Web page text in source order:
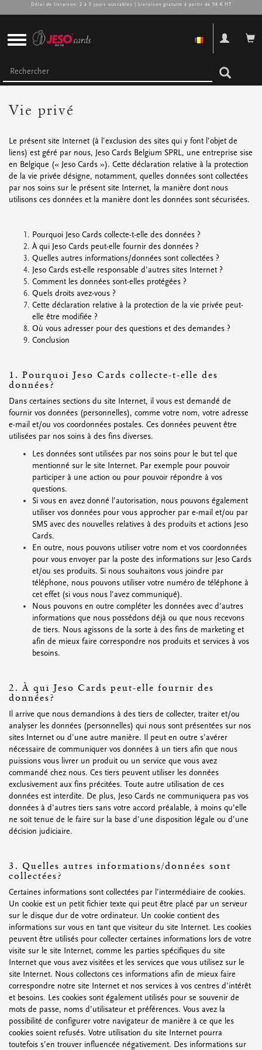
Délai de livraison: 2 à 5 jours ouvrables | Livraison gratuite à partir de 98 € HT
Chèques cadeaux enveloppes
Chèques cadeaux sachets
Paquets de chèques cadeaux
Promos
Super promos
RUBAN, ACC. & DIVERS
Ruban
Regardez toutes
Accessoires
Regardez toutes
Petites fleurs séchées
Regardez toutes
Carton d'affichage
Regardez toutes
Bannières
Regardez toutes
Promos&super promos
Regardez toutes
CARTES DE RENDEZ-VOUS
Cartes de rendez-vous
Regardez toutes
Promos &
Regardez toutes
ÉTIQUETTES
Étiquettes ronds
Regardez toutes
Étiquettes carrés
Regardez toutes
Étiquettes coeur
Regardez toutes
Étiquettes de fermeture
Regardez toutes
EMBALLAGE
Regardez toutes
Housesses
Regardez toutes
Flowerbag
Regardez toutes
Regardez toutes
Enveloppes
Regardez toutes
Promos & super promos
Regardez toutes
CARTES DE VOEUX
Petites cartes carrées
Regardez toutes
Petites cartes oblongues
Regardez toutes
Petites cartes rectangulaires
Regardez toutes
Regardez toutes
Regardez toutes
Vie privé
Le présent site Internet (à l’exclusion des sites qui y font l’objet de
liens) est géré par nous, Jeso Cards Belgium SPRL, une entreprise sise
en Belgique (« Jeso Cards »). Cette déclaration relative à la protection
de la vie privée désigne, notamment, quelles données sont collectées
par nos soins sur le présent site Internet, la manière dont nous
utilisons ces données et la manière dont les données sont sécurisées.
Pourquoi Jeso Cards collecte-t-elle des données ?
À qui Jeso Cards peut-elle fournir des données ?
Quelles autres informations/données sont collectées ?
Jeso Cards est-elle responsable d’autres sites Internet ?
Comment les données sont-elles protégées ?
Quels droits avez-vous ?
Cette déclaration relative à la protection de la vie privée peut-
elle être modifiée ?
Où vous adresser pour des questions et des demandes ?
Conclusion
1. Pourquoi Jeso Cards collecte-t-elle des
données?
Dans certaines sections du site Internet, il vous est demandé de
fournir vos données (personnelles), comme votre nom, votre adresse
e-mail et/ou vos coordonnées postales. Ces données peuvent être
utilisées par nos soins à des fins diverses.
Les données sont utilisées par nos soins pour le but tel que
mentionné sur le site Internet. Par exemple pour pouvoir
participer à une action ou pour pouvoir répondre à vos
questions.
Si vous en avez donné l’autorisation, nous pouvons également
utiliser vos données pour vous approcher par e-mail et/ou par
SMS avec des nouvelles relatives à des produits et actions Jeso
Cards.
En outre, nous pouvons utiliser votre nom et vos coordonnées
pour vous envoyer par la poste des informations sur Jeso Cards
et/ou ses produits. Si nous souhaitons vous joindre par
téléphone, nous pouvons utiliser votre numéro de téléphone à
cet effet (si vous nous l’avez communiqué).
Nous pouvons en outre compléter les données avec d’autres
informations que nous possédons déjà ou que nous recevons
de tiers. Nous agissons de la sorte à des fins de marketing et
afin de mieux faire correspondre nos produits et services à vos
besoins.
2. À qui Jeso Cards peut-elle fournir des
données?
Il arrive que nous demandions à des tiers de collecter, traiter et/ou
analyser les données (personnelles) qui nous sont présentées sur nos
sites Internet ou d’une autre manière. Il peut en outre s’avérer
nécessaire de communiquer vos données à un tiers afin que nous
puissions vous livrer un produit ou un service que vous avez
commandé chez nous. Ces tiers peuvent utiliser les données
exclusivement aux fins précitées. Toute autre utilisation de ces
données est interdite. De plus, Jeso Cards ne communiquera pas vos
données à d’autres tiers sans votre accord préalable, à moins qu’elle
ne soit tenue de le faire sur la base d’une disposition légale ou d’une
décision judiciaire.
3. Quelles autres informations/données sont
collectées?
Certaines informations sont collectées par l’intermédiaire de cookies.
Un cookie est un petit fichier texte qui peut être placé par un serveur
sur le disque dur de votre ordinateur. Un cookie contient des
informations sur vous en tant que visiteur du site Internet. Les cookies
peuvent être utilisés pour collecter certaines informations lors de votre
visite sur le site Internet, comme les parties spécifiques du site
Internet que vous avez visitées et les services que vous utilisez sur le
site Internet. Nous collectons ces informations afin de mieux faire
correspondre notre site Internet et nos services à vos centres d’intérêt
et besoins. Les cookies sont également utilisés pour se souvenir de
mots de passe, noms d’utilisateur et préférences. Vous avez la
possibilité de configurer votre navigateur de manière à ce que les
cookies soient refusés. Votre utilisation du site Internet pourra
toutefois s’en trouver influencée négativement. Des informations sur